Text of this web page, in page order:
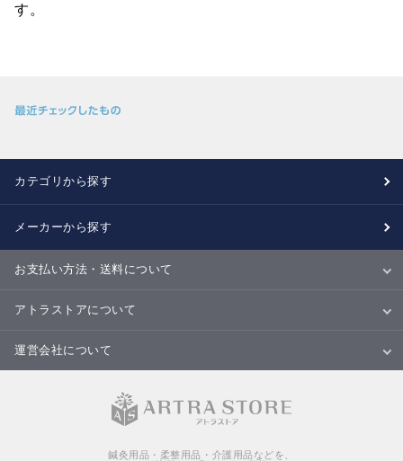
す。
カテゴリから探す
メーカーから探す
お支払い方法・送料について
お支払い方法
送料について
配送・納期
キャンセル・返品・交換について
アトラストアについて
当サイトについて
ご利用規約
ご利用ガイド
Ｑ＆Ａ
商品のご提案について
運営会社について
特定商取引法に基づく表記
個人情報の取扱いについて
鍼灸用品・柔整用品・介護用品などを、